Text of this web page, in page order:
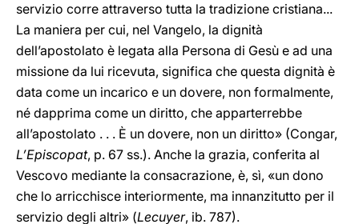
servizio corre attraverso tutta la tradizione cristiana...
La maniera per cui, nel Vangelo, la dignità
dell’apostolato è legata alla Persona di Gesù e ad una
missione da lui ricevuta, significa che questa dignità è
data come un incarico e un dovere, non formalmente,
né dapprima come un diritto, che apparterrebbe
all’apostolato . . . È un dovere, non un diritto» (Congar,
L’Episcopat, p. 67 ss.). Anche la grazia, conferita al
Vescovo mediante la consacrazione, è, sì, «un dono
che lo arricchisce interiormente, ma innanzitutto per il
servizio degli altri» (Lecuyer, ib. 787).